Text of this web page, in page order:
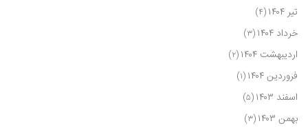
تیر ۱۴۰۴ (۴)
خرداد ۱۴۰۴ (۳)
اردیبهشت ۱۴۰۴ (۲)
فروردین ۱۴۰۴ (۱)
اسفند ۱۴۰۳ (۵)
بهمن ۱۴۰۳ (۳)